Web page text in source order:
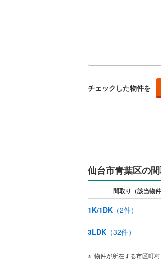
チェックした物件を
仙台市青葉区の
間取り（該当物件
1K/1DK （2件）
3LDK （32件）
物件が所在する市区町